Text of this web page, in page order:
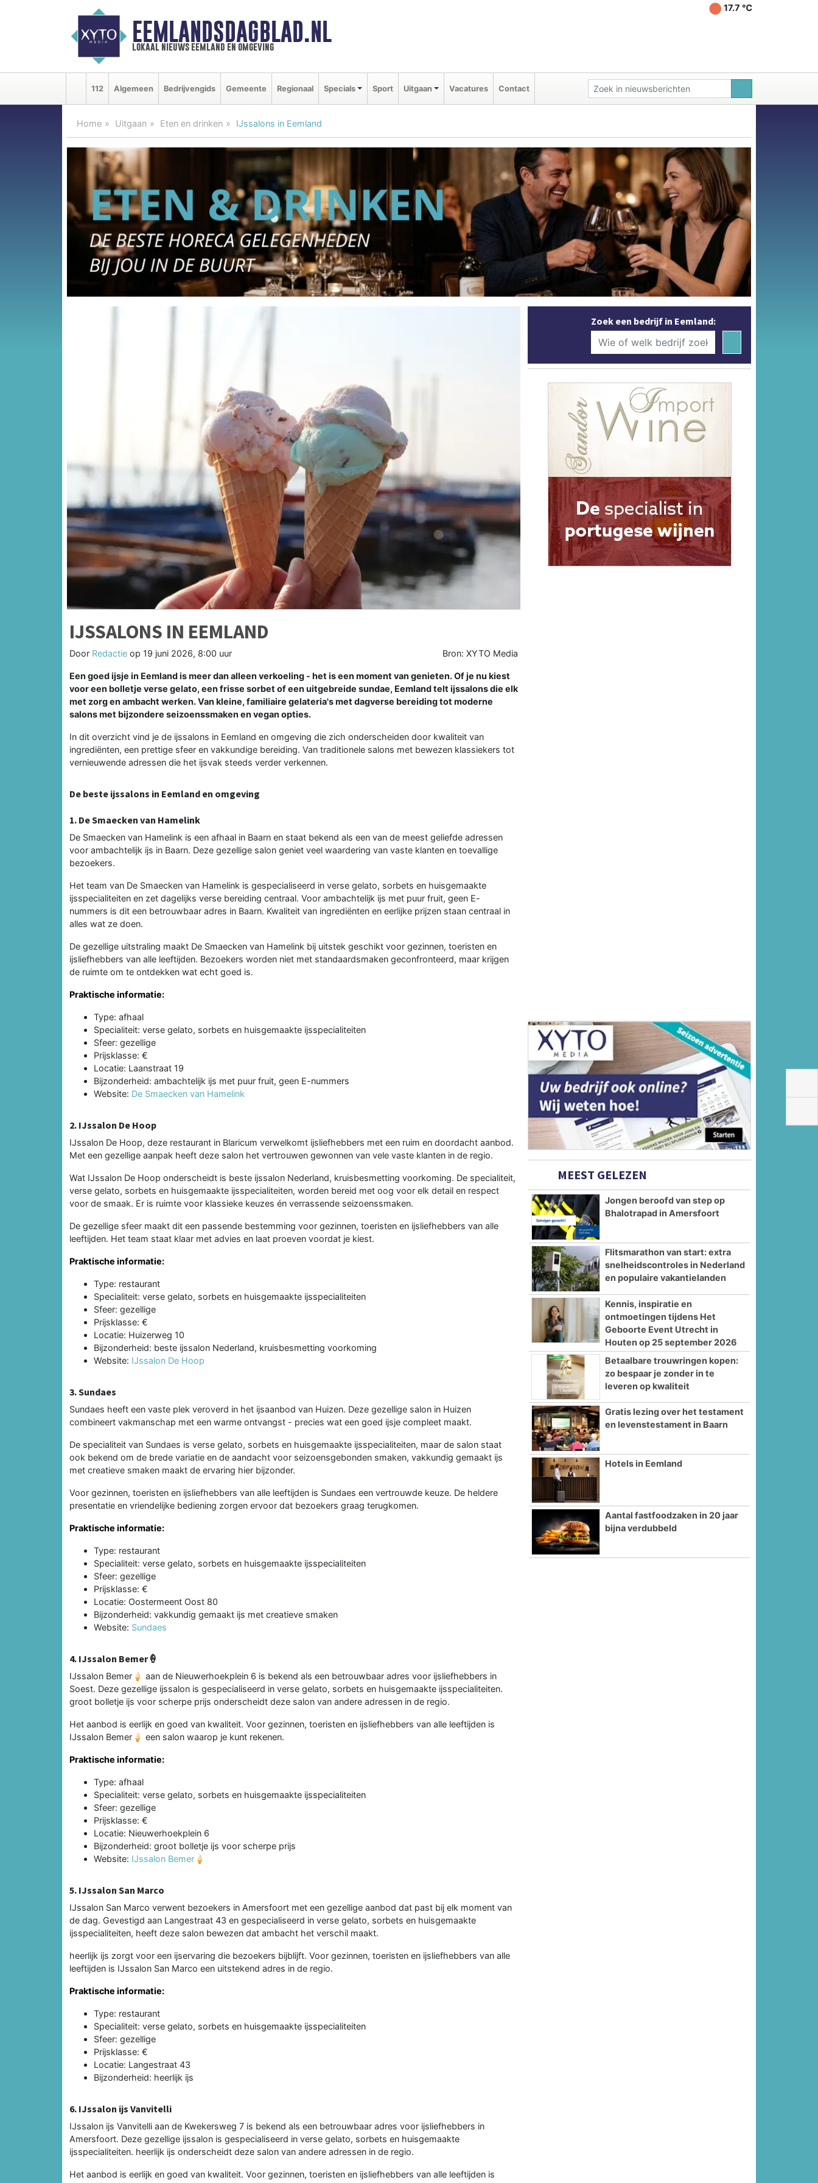
EEMLANDSDAGBLAD.NL
lokaal nieuws eemland en omgeving
17.7 ℃
112 Algemeen Bedrijvengids Gemeente Regionaal Specials Sport Uitgaan Vacatures Contact
Home Uitgaan Eten en drinken IJssalons in Eemland
IJSSALONS IN EEMLAND
Door Redactie op 19 juni 2026, 8:00 uur Bron: XYTO Media
Een goed ijsje in Eemland is meer dan alleen verkoeling - het is een moment van genieten. Of je nu kiest
voor een bolletje verse gelato, een frisse sorbet of een uitgebreide sundae, Eemland telt ijssalons die elk
met zorg en ambacht werken. Van kleine, familiaire gelateria's met dagverse bereiding tot moderne
salons met bijzondere seizoenssmaken en vegan opties.
In dit overzicht vind je de ijssalons in Eemland en omgeving die zich onderscheiden door kwaliteit van
ingrediënten, een prettige sfeer en vakkundige bereiding. Van traditionele salons met bewezen klassiekers tot
vernieuwende adressen die het ijsvak steeds verder verkennen.
De beste ijssalons in Eemland en omgeving
1. De Smaecken van Hamelink
De Smaecken van Hamelink is een afhaal in Baarn en staat bekend als een van de meest geliefde adressen
voor ambachtelijk ijs in Baarn. Deze gezellige salon geniet veel waardering van vaste klanten en toevallige
bezoekers.
Het team van De Smaecken van Hamelink is gespecialiseerd in verse gelato, sorbets en huisgemaakte
ijsspecialiteiten en zet dagelijks verse bereiding centraal. Voor ambachtelijk ijs met puur fruit, geen E-
nummers is dit een betrouwbaar adres in Baarn. Kwaliteit van ingrediënten en eerlijke prijzen staan centraal in
alles wat ze doen.
De gezellige uitstraling maakt De Smaecken van Hamelink bij uitstek geschikt voor gezinnen, toeristen en
ijsliefhebbers van alle leeftijden. Bezoekers worden niet met standaardsmaken geconfronteerd, maar krijgen
de ruimte om te ontdekken wat echt goed is.
Praktische informatie:
Type: afhaal
Specialiteit: verse gelato, sorbets en huisgemaakte ijsspecialiteiten
Sfeer: gezellige
Prijsklasse: €
Locatie: Laanstraat 19
Bijzonderheid: ambachtelijk ijs met puur fruit, geen E-nummers
Website: De Smaecken van Hamelink
2. IJssalon De Hoop
IJssalon De Hoop, deze restaurant in Blaricum verwelkomt ijsliefhebbers met een ruim en doordacht aanbod.
Met een gezellige aanpak heeft deze salon het vertrouwen gewonnen van vele vaste klanten in de regio.
Wat IJssalon De Hoop onderscheidt is beste ijssalon Nederland, kruisbesmetting voorkoming. De specialiteit,
verse gelato, sorbets en huisgemaakte ijsspecialiteiten, worden bereid met oog voor elk detail en respect
voor de smaak. Er is ruimte voor klassieke keuzes én verrassende seizoenssmaken.
De gezellige sfeer maakt dit een passende bestemming voor gezinnen, toeristen en ijsliefhebbers van alle
leeftijden. Het team staat klaar met advies en laat proeven voordat je kiest.
Praktische informatie:
Type: restaurant
Specialiteit: verse gelato, sorbets en huisgemaakte ijsspecialiteiten
Sfeer: gezellige
Prijsklasse: €
Locatie: Huizerweg 10
Bijzonderheid: beste ijssalon Nederland, kruisbesmetting voorkoming
Website: IJssalon De Hoop
3. Sundaes
Sundaes heeft een vaste plek veroverd in het ijsaanbod van Huizen. Deze gezellige salon in Huizen
combineert vakmanschap met een warme ontvangst - precies wat een goed ijsje compleet maakt.
De specialiteit van Sundaes is verse gelato, sorbets en huisgemaakte ijsspecialiteiten, maar de salon staat
ook bekend om de brede variatie en de aandacht voor seizoensgebonden smaken, vakkundig gemaakt ijs
met creatieve smaken maakt de ervaring hier bijzonder.
Voor gezinnen, toeristen en ijsliefhebbers van alle leeftijden is Sundaes een vertrouwde keuze. De heldere
presentatie en vriendelijke bediening zorgen ervoor dat bezoekers graag terugkomen.
Praktische informatie:
Type: restaurant
Specialiteit: verse gelato, sorbets en huisgemaakte ijsspecialiteiten
Sfeer: gezellige
Prijsklasse: €
Locatie: Oostermeent Oost 80
Bijzonderheid: vakkundig gemaakt ijs met creatieve smaken
Website: Sundaes
4. IJssalon Bemer🍦
IJssalon Bemer🍦 aan de Nieuwerhoekplein 6 is bekend als een betrouwbaar adres voor ijsliefhebbers in
Soest. Deze gezellige ijssalon is gespecialiseerd in verse gelato, sorbets en huisgemaakte ijsspecialiteiten.
groot bolletje ijs voor scherpe prijs onderscheidt deze salon van andere adressen in de regio.
Het aanbod is eerlijk en goed van kwaliteit. Voor gezinnen, toeristen en ijsliefhebbers van alle leeftijden is
IJssalon Bemer🍦 een salon waarop je kunt rekenen.
Praktische informatie:
Type: afhaal
Specialiteit: verse gelato, sorbets en huisgemaakte ijsspecialiteiten
Sfeer: gezellige
Prijsklasse: €
Locatie: Nieuwerhoekplein 6
Bijzonderheid: groot bolletje ijs voor scherpe prijs
Website: IJssalon Bemer🍦
5. IJssalon San Marco
IJssalon San Marco verwent bezoekers in Amersfoort met een gezellige aanbod dat past bij elk moment van
de dag. Gevestigd aan Langestraat 43 en gespecialiseerd in verse gelato, sorbets en huisgemaakte
ijsspecialiteiten, heeft deze salon bewezen dat ambacht het verschil maakt.
heerlijk ijs zorgt voor een ijservaring die bezoekers bijblijft. Voor gezinnen, toeristen en ijsliefhebbers van alle
leeftijden is IJssalon San Marco een uitstekend adres in de regio.
Praktische informatie:
Type: restaurant
Specialiteit: verse gelato, sorbets en huisgemaakte ijsspecialiteiten
Sfeer: gezellige
Prijsklasse: €
Locatie: Langestraat 43
Bijzonderheid: heerlijk ijs
6. IJssalon ijs Vanvitelli
IJssalon ijs Vanvitelli aan de Kwekersweg 7 is bekend als een betrouwbaar adres voor ijsliefhebbers in
Amersfoort. Deze gezellige ijssalon is gespecialiseerd in verse gelato, sorbets en huisgemaakte
ijsspecialiteiten. heerlijk ijs onderscheidt deze salon van andere adressen in de regio.
Het aanbod is eerlijk en goed van kwaliteit. Voor gezinnen, toeristen en ijsliefhebbers van alle leeftijden is
Zoek een bedrijf in Eemland:
MEEST GELEZEN
Jongen beroofd van step op
Bhalotrapad in Amersfoort
Flitsmarathon van start: extra
snelheidscontroles in Nederland
en populaire vakantielanden
Kennis, inspiratie en
ontmoetingen tijdens Het
Geboorte Event Utrecht in
Houten op 25 september 2026
Betaalbare trouwringen kopen:
zo bespaar je zonder in te
leveren op kwaliteit
Gratis lezing over het testament
en levenstestament in Baarn
Hotels in Eemland
Aantal fastfoodzaken in 20 jaar
bijna verdubbeld